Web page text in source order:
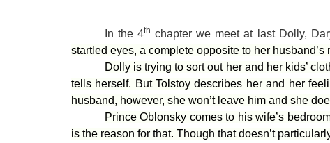
In the 4th chapter we meet at last Dolly,
startled eyes, a complete opposite to her
Dolly is trying to sort out her and her kids’
tells herself. But Tolstoy describes her and her
husband, however, she won’t leave him and she
Prince Oblonsky comes to his wife’s
is the reason for that. Though that doesn’t